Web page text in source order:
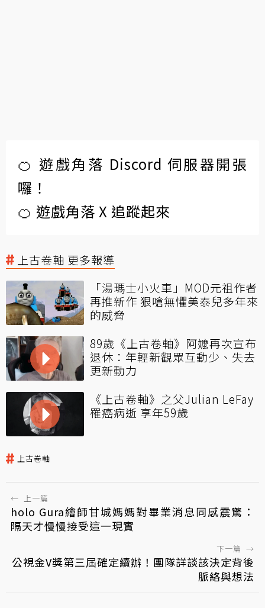
🍊 遊戲角落 Discord 伺服器開張
囉！
🍊 遊戲角落 X 追蹤起來
上古卷軸 更多報導
「湯瑪士小火車」MOD元祖作者
再推新作 狠嗆無懼美泰兒多年來
的威脅
89歲《上古卷軸》阿嬤再次宣布
退休：年輕新觀眾互動少、失去
更新動力
《上古卷軸》之父Julian LeFay
罹癌病逝 享年59歲
上古卷軸
← 上一篇
holo Gura繪師甘城媽媽對畢業消息同感震驚：
隔天才慢慢接受這一現實
下一篇 →
公視金V獎第三屆確定續辦！團隊詳談該決定背後
脈絡與想法